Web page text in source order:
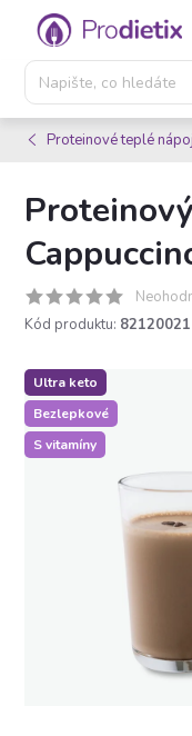
Přejít
obsah
Proteinové teplé
Kód produktu: 82120021
Ultra keto
Bezlepkové
S vitamíny